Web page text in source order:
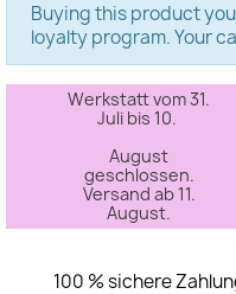
Buying this product
loyalty program. Your
Werkstatt vom 31.
Juli bis 10.
August
geschlossen.
Versand ab 11.
August.
100 % sichere